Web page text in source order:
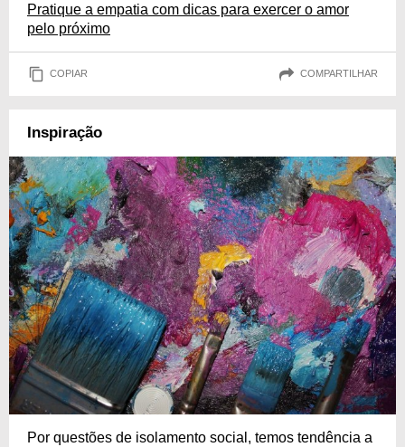
Pratique a empatia com dicas para exercer o amor
pelo próximo
COPIAR COMPARTILHAR
Inspiração
Por questões de isolamento social, temos tendência a